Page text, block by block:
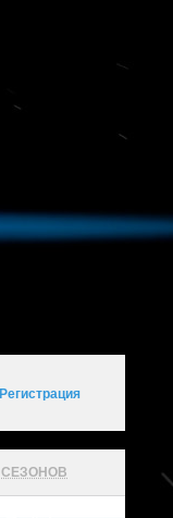
Регистрация
СЕЗОНОВ